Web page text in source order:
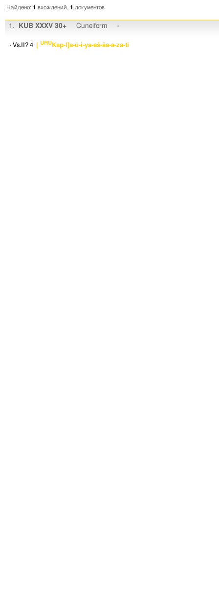
Найдено: 1 вхождений, 1 документов
1. KUB XXXV 30+ Cuneiform -
· Vs.II? 4 URU Kap-l]a-ú-i-ya-aš-ša-a-za-ti